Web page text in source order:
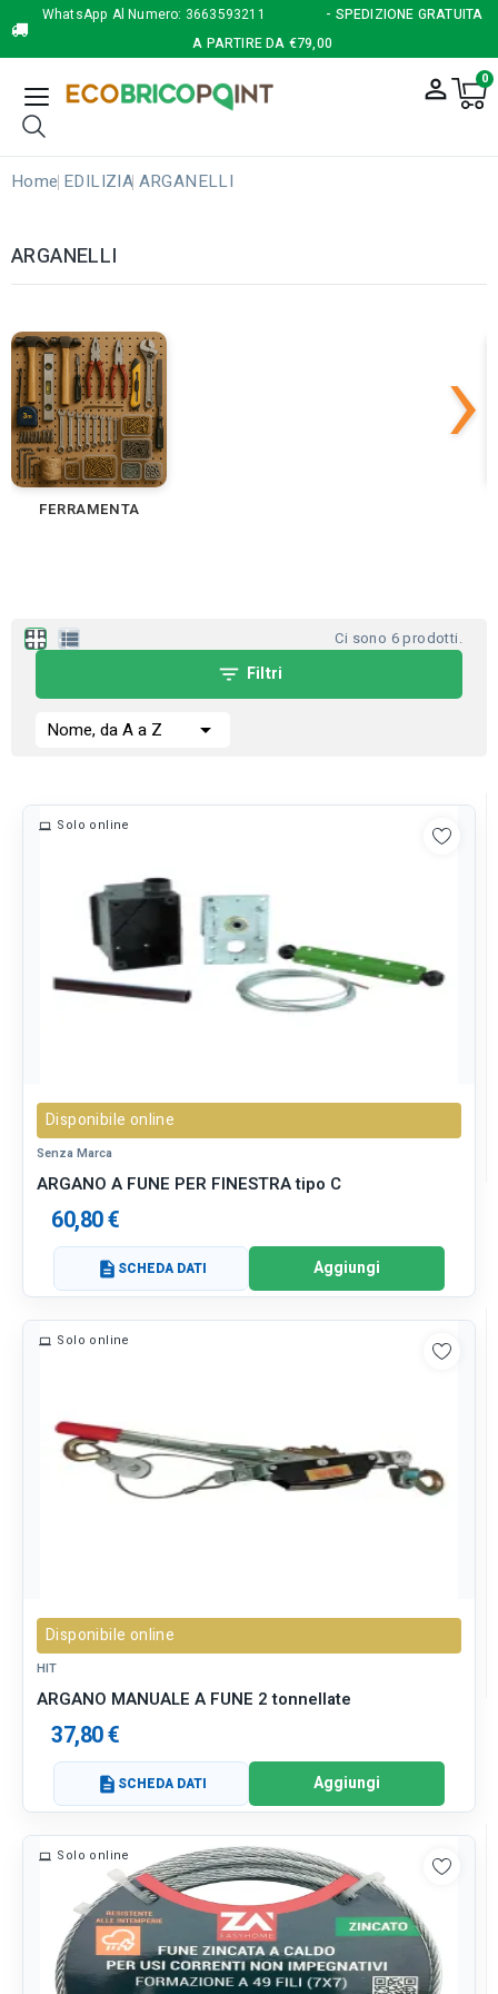
WhatsApp Al Numero: 3663593211
- SPEDIZIONE GRATUITA
A PARTIRE DA €79,00
person_outline 0
Home EDILIZIA ARGANELLI
ARGANELLI
FERRAMENTA
›
apps view_list Ci sono 6 prodotti.
filter_list Filtri
Nome, da A a Z 
Solo online
Disponibile online
Senza Marca
ARGANO A FUNE PER FINESTRA tipo C
60,80 €
description SCHEDA DATI Aggiungi
Solo online
Disponibile online
HIT
ARGANO MANUALE A FUNE 2 tonnellate
37,80 €
description SCHEDA DATI Aggiungi
Solo online